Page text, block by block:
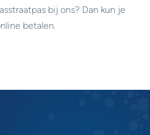
bij ons? Dan kun je
betalen.